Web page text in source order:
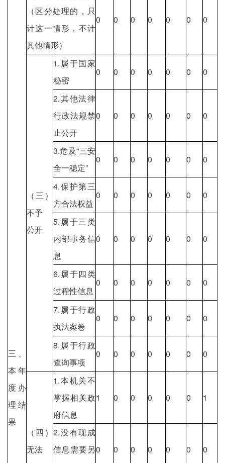
三、
本年
度办
理结
果
（区分处理的，只
计这一情形，不计
其他情形）
0 0 0 0 0 0 0
（三）
不予
公开
1.属于国家
秘密
0 0 0 0 0 0 0
2.其他法律
行政法规禁
止公开
0 0 0 0 0 0 0
3.危及“三安
全一稳定”
0 0 0 0 0 0 0
4.保护第三
方合法权益
0 0 0 0 0 0 0
5.属于三类
内部事务信
息
0 0 0 0 0 0 0
6.属于四类
过程性信息
0 0 0 0 0 0 0
7.属于行政
执法案卷
0 0 0 0 0 0 0
8.属于行政
查询事项
0 0 0 0 0 0 0
（四）
无法
1.本机关不
掌握相关政
府信息
1 0 0 0 0 0 1
2.没有现成
信息需要另0 0 0 0 0 0 0